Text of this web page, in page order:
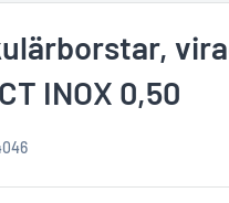
INOX 0,50